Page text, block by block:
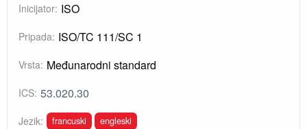
Inicijator: ISO
Pripada: ISO/TC 111/SC 1
Vrsta: Međunarodni standard
ICS: 53.020.30
Jezik: francuski engleski